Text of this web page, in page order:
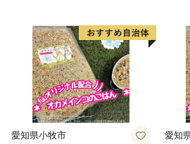
合せ先】
E-mail：habikino@lo-cal.co.jp
TEL:050-6861-6602 FAX:050-
愛知県小牧市 愛知